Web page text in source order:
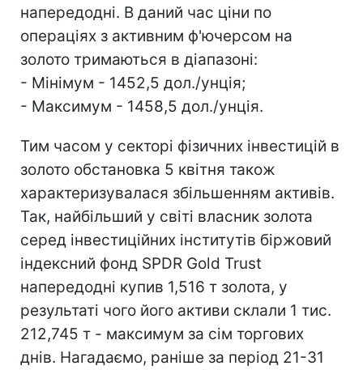
напередодні. В даний час ціни по
операціях з активним ф'ючерсом на
золото тримаються в діапазоні:
- Мінімум - 1452,5 дол./унція;
- Максимум - 1458,5 дол./унція.
Тим часом у секторі фізичних інвестицій в
золото обстановка 5 квітня також
характеризувалася збільшенням активів.
Так, найбільший у світі власник золота
серед інвестиційних інститутів біржовий
індексний фонд SPDR Gold Trust
напередодні купив 1,516 т золота, у
результаті чого його активи склали 1 тис.
212,745 т - максимум за сім торгових
днів. Нагадаємо, раніше за період 21-31